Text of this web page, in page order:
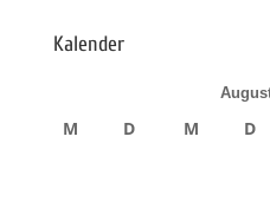
Kalender
M D M D